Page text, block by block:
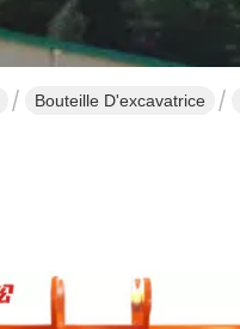
Bouteille D'excavatrice